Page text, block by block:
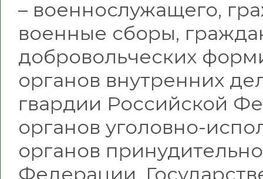
– военнослужащего,
военные сборы,
добровольческих
органов внутренних
гвардии Российской
органов уголовно-
органов
Федерации,